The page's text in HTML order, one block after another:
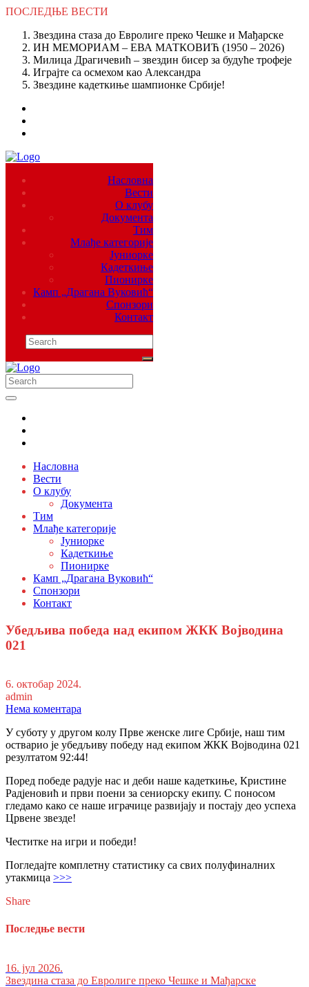
ПОСЛЕДЊЕ ВЕСТИ
Звездина стаза до Евролиге преко Чешке и Мађарске
ИН МЕМОРИАМ – ЕВА МАТКОВИЋ (1950 – 2026)
Милица Драгичевић – звездин бисер за будуће трофеје
Играјте са осмехом као Александра
Звездине кадеткиње шампионке Србије!
Насловна
Вести
О клубу
Документа
Тим
Млађе категорије
Јуниорке
Кадеткиње
Пионирке
Камп „Драгана Вуковић“
Спонзори
Контакт
Насловна
Вести
О клубу
Документа
Тим
Млађе категорије
Јуниорке
Кадеткиње
Пионирке
Камп „Драгана Вуковић“
Спонзори
Контакт
Убедљива победа над екипом ЖКК Војводина
021
6. октобар 2024.
admin
Нема коментара
У суботу у другом колу Прве женске лиге Србије, наш тим
остварио је убедљиву победу над екипом ЖКК Војводина 021
резултатом 92:44!
Поред победе радује нас и деби наше кадеткиње, Кристине
Радјеновић и први поени за сениорску екипу. С поносом
гледамо како се наше играчице развијају и постају део успеха
Црвене звезде!
Честитке на игри и победи!
Погледајте комплетну статистику са свих полуфиналних
утакмица >>>
Share
Последње вести
16. јул 2026.
Звездина стаза до Евролиге преко Чешке и Мађарске